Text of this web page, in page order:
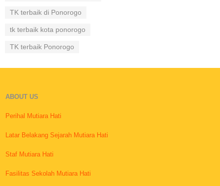
TK terbaik di Ponorogo
tk terbaik kota ponorogo
TK terbaik Ponorogo
ABOUT US
Perihal Mutiara Hati
Latar Belakang Sejarah Mutiara Hati
Staf Mutiara Hati
Fasilitas Sekolah Mutiara Hati